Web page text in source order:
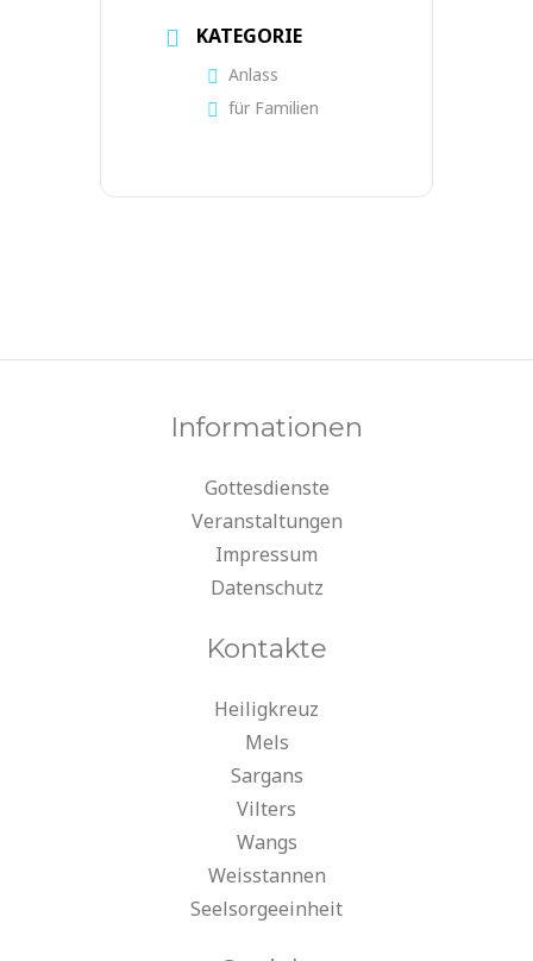
KATEGORIE
Anlass
für Familien
Informationen
Gottesdienste
Veranstaltungen
Impressum
Datenschutz
Kontakte
Heiligkreuz
Mels
Sargans
Vilters
Wangs
Weisstannen
Seelsorgeeinheit